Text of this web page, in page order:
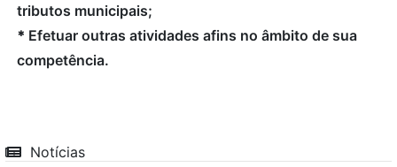
tributos municipais;
* Efetuar outras atividades afins no âmbito de sua
competência.
Notícias